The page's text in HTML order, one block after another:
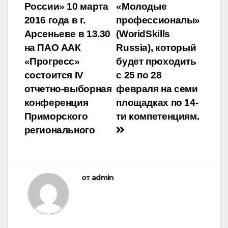
«Молодые
профессионалы»
(WoridSkills
Russia), который
будет проходить
с 25 по 28
февраля на семи
площадках по 14-
ти компетенциям.
России» 10 марта
2016 года в г.
Арсеньеве в 13.30
на ПАО ААК
«Прогресс»
состоится IV
отчетно-выборная
конференция
Приморского
регионального
от admin